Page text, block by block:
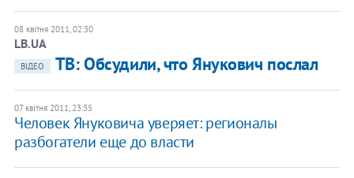
08 квітня 2011, 02:30
LB.UA
ВІДЕО ТВ: Обсудили, что Янукович послал
07 квітня 2011, 23:35
Человек Януковича уверяет: регионалы
разбогатели еще до власти